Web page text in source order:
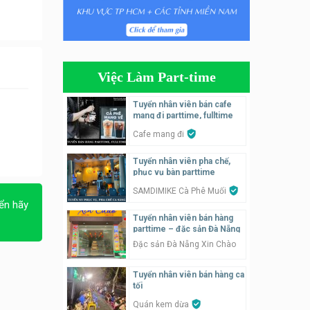
hãy
Tuyển nhân viên phụ quán ăn
– hỗ trợ ăn ở
parttime
GÀ GÔ FASTFOOD
parttime
Tuyển nhân viên pha chế
tiệm trà sữa
TRÀ SỮA THÁI LAN
Tuyển nhân viên tư vấn bán
hàng tiệm bánh ngọt
Tiệm bánh ngọt
Việc Làm Part-time
Tuyển nhân viên bán cafe
mang đi parttime, fulltime
Cafe mang đi
Tuyển nhân viên pha chế,
phục vụ bàn parttime
SAMDIMIKE Cà Phê Muối
Tuyển nhân viên bán hàng
parttime – đặc sản Đà Nẵng
Đặc sản Đà Nẵng Xin Chào
Tuyển nhân viên bán hàng ca
tối
Quán kem dừa